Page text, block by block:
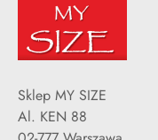
Sklep MY SIZE
Al. KEN 88